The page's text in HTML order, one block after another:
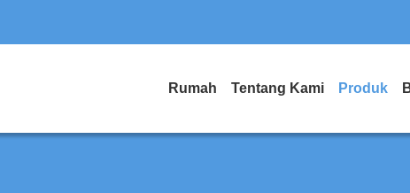
Rumah Tentang Kami Produk